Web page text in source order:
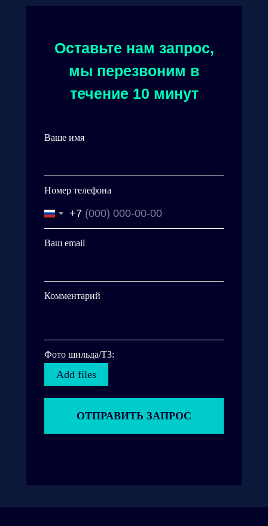
Оставьте нам запрос,
мы перезвоним в
течение 10 минут
Ваше имя
Номер телефона
+7
Ваш email
Комментарий
Фото шильда/ТЗ:
Add files
ОТПРАВИТЬ ЗАПРОС